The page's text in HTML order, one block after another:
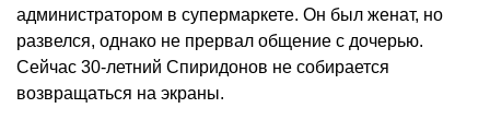
администратором в супермаркете. Он был женат, но
развелся, однако не прервал общение с дочерью.
Сейчас 30-летний Спиридонов не собирается
возвращаться на экраны.